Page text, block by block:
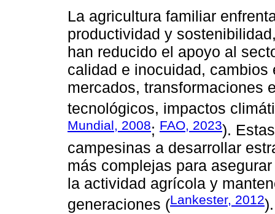
La agricultura familiar
productividad y
han reducido el apoyo al
calidad e inocuidad,
mercados, transformaciones
tecnológicos, impactos
Mundial, 2008; FAO, 2023).
campesinas a desarrollar
más complejas para
la actividad agrícola y
generaciones (Lankester, 2012).